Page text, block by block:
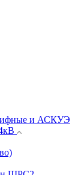
и АСКУЭ